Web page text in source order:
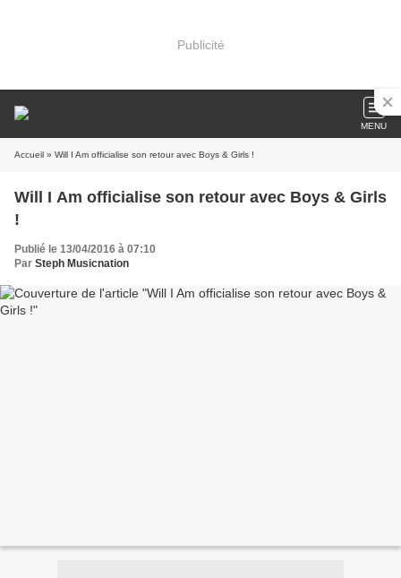
Publicité
MENU
Accueil » Will I Am officialise son retour avec Boys & Girls !
Will I Am officialise son retour avec Boys & Girls
!
Publié le 13/04/2016 à 07:10
Par Steph Musicnation